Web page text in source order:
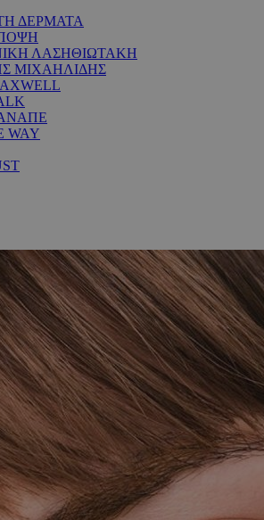
ΔΕΡΜΑΤΑ
ΛΑΣΗΘΙΩΤΑΚΗ
ΜΙΧΑΗΛΙΔΗΣ
WAY